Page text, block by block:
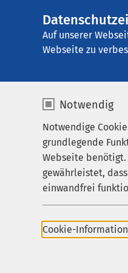
Auf unserer
Webseite zu
Notwendig
Notwendige
grundlegende
Webseite
gewährleistet,
einwandfrei
Name
Cookie-
AMEOS
Gruppe
Leistungen
Ihr Aufenthalt
Zuweisende
Karriere